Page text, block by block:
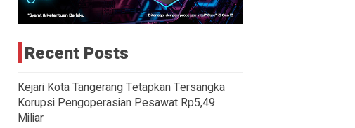
Recent Posts
Kejari Kota Tangerang Tetapkan Tersangka
Korupsi Pengoperasian Pesawat Rp5,49
Miliar